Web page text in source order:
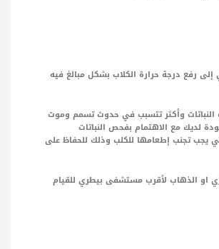
إلى رفع درجة حرارة الكلاب بشكل مبالغ فيه
وأكثر تتسبب في حدوث تسمم وموت
لديك مع الاهتمام بفحص النباتات
يجب تجنب إطعامها للكلب وذلك للحفاظ على
او الذهاب لأقرب مستشفى بيطري للقيام